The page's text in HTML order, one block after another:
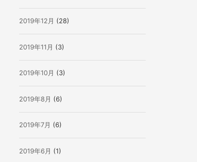
2019年12月 (28)
2019年11月 (3)
2019年10月 (3)
2019年8月 (6)
2019年7月 (6)
2019年6月 (1)